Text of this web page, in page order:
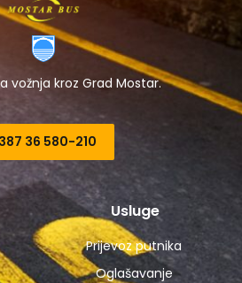
vožnja kroz Grad Mostar.
36 580-210​
Usluge
Prijevoz putnika
Oglašavanje